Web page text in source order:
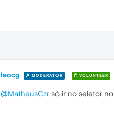
leocg MODERATOR VOLUNTEER
@MatheusCzr só ir no seletor